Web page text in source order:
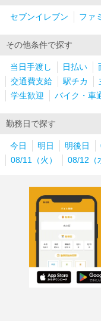
セブンイレブン ファ
その他条件で探す
当日手渡し 日払い
交通費支給
駅チカ
学生歓迎
バイク・車
勤務日で探す
今日 明日 明後日
08/11（火）
08/12（